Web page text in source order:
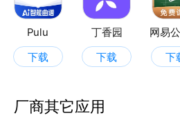
新闻频道、知识库、期刊等。
知识分享与学习：开发者可
等，也可从中学习前沿技术，
推动技术发展：众多学习经验
码改变世界。
Pulu
下载
丁香园
下载
网易
下
厂商其它应用